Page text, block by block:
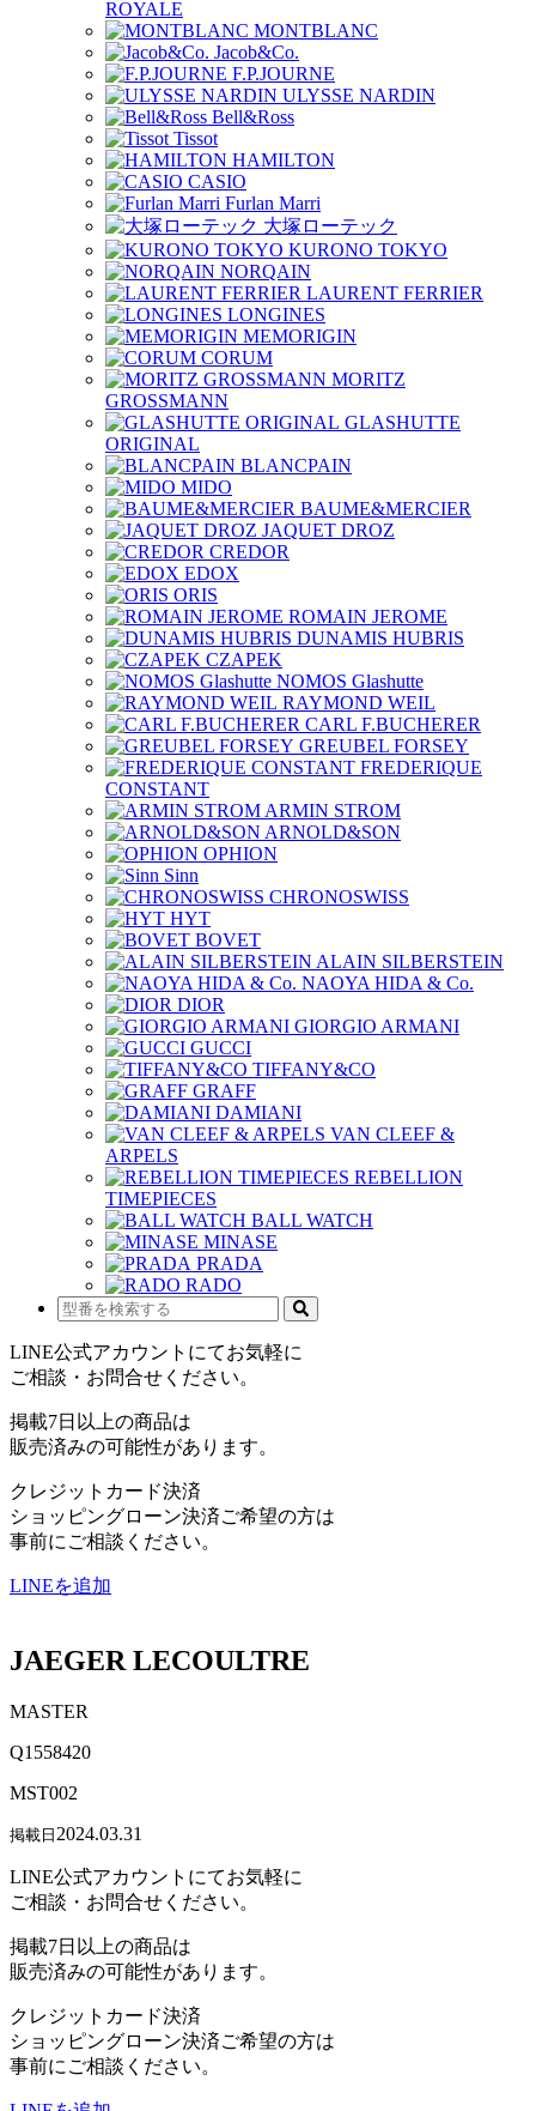
ROYALE
MONTBLANC
Jacob&Co.
F.P.JOURNE
ULYSSE NARDIN
Bell&Ross
Tissot
HAMILTON
CASIO
Furlan Marri
大塚ローテック
KURONO TOKYO
NORQAIN
LAURENT FERRIER
LONGINES
MEMORIGIN
CORUM
MORITZ
GROSSMANN
GLASHUTTE
ORIGINAL
BLANCPAIN
MIDO
BAUME&MERCIER
JAQUET DROZ
CREDOR
EDOX
ORIS
ROMAIN JEROME
DUNAMIS HUBRIS
CZAPEK
NOMOS Glashutte
RAYMOND WEIL
CARL F.BUCHERER
GREUBEL FORSEY
FREDERIQUE
CONSTANT
ARMIN STROM
ARNOLD&SON
OPHION
Sinn
CHRONOSWISS
HYT
BOVET
ALAIN SILBERSTEIN
NAOYA HIDA & Co.
DIOR
GIORGIO ARMANI
GUCCI
TIFFANY&CO
GRAFF
DAMIANI
VAN CLEEF &
ARPELS
REBELLION
TIMEPIECES
BALL WATCH
MINASE
PRADA
RADO
LINE公式アカウントにてお気軽に
ご相談・お問合せください。
掲載7日以上の商品は
販売済みの可能性があります。
クレジットカード決済
ショッピングローン決済ご希望の方は
事前にご相談ください。
LINEを追加
JAEGER LECOULTRE
MASTER
Q1558420
MST002
掲載日 2024.03.31
LINE公式アカウントにてお気軽に
ご相談・お問合せください。
掲載7日以上の商品は
販売済みの可能性があります。
クレジットカード決済
ショッピングローン決済ご希望の方は
事前にご相談ください。